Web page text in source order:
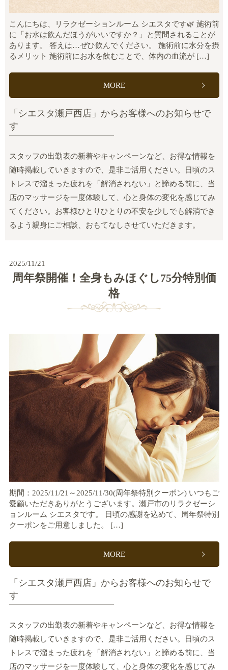
こんにちは、リラクゼーションルーム シエスタです🌿 施術前
に「お水は飲んだほうがいいですか？」と質問されることが
あります。 答えは…ぜひ飲んでください。 施術前に水分を摂
るメリット 施術前にお水を飲むことで、体内の血流が […]
MORE
「シエスタ瀬戸西店」からお客様へのお知らせで
す
スタッフの出勤表の新着やキャンペーンなど、お得な情報を
随時掲載していきますので、是非ご活用ください。日頃のス
トレスで溜まった疲れを「解消されない」と諦める前に、当
店のマッサージを一度体験して、心と身体の変化を感じてみ
てください。お客様ひとりひとりの不安を少しでも解消でき
るよう親身にご相談、おもてなしさせていただきます。
2025/11/21
周年祭開催！全身もみほぐし75分特別価
格
期間：2025/11/21～2025/11/30(周年祭特別クーポン) いつもご
愛顧いただきありがとうございます。瀬戸市のリラクゼーシ
ョンルーム シエスタです。 日頃の感謝を込めて、周年祭特別
クーポンをご用意しました。 […]
MORE
「シエスタ瀬戸西店」からお客様へのお知らせで
す
スタッフの出勤表の新着やキャンペーンなど、お得な情報を
随時掲載していきますので、是非ご活用ください。日頃のス
トレスで溜まった疲れを「解消されない」と諦める前に、当
店のマッサージを一度体験して、心と身体の変化を感じてみ